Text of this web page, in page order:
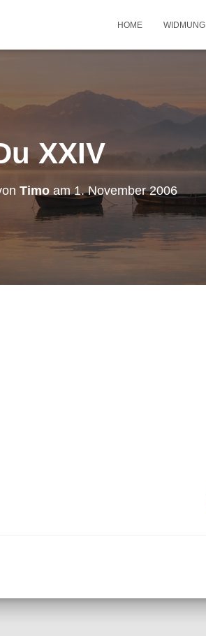
HOME WIDMUNG
XXIV
Timoam1. November 2006